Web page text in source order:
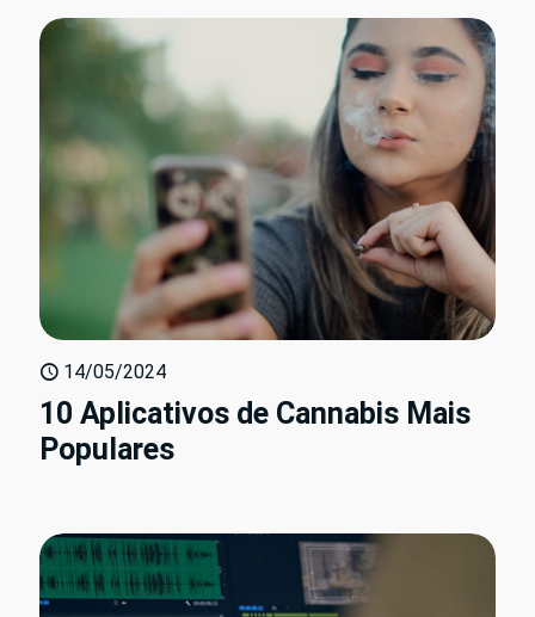
14/05/2024
10 Aplicativos de Cannabis Mais
Populares